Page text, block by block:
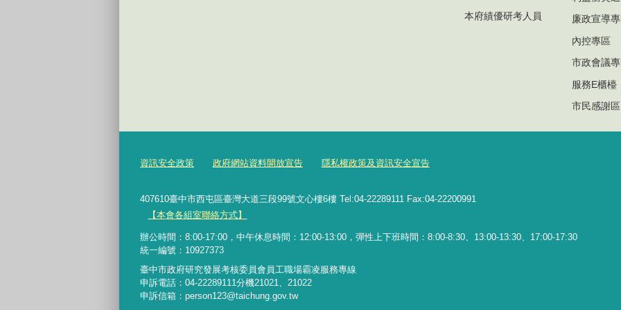
本府績優研考人員
廉政宣導
內控專區
市政會議
服務E櫃檯
市民感謝區
資訊安全政策 政府網站資料開放宣告 隱私權政策及資訊安全宣告
407610臺中市西屯區臺灣大道三段99號文心樓6樓 Tel:04-22289111 Fax:04-22200991
【本會各組室聯絡方式】
辦公時間：8:00-17:00，中午休息時間：12:00-13:00，彈性上下班時間：8:00-8:30、13:00-13:30、17:00-17:30
統一編號：10927373
臺中市政府研究發展考核委員會員工職場霸凌服務專線
申訴電話：04-22289111分機21021、21022
申訴信箱：person123@taichung.gov.tw